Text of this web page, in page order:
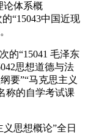
论体系概
“15043中国近现
“15041 毛泽东
思想道德与法
要”“马克思主义
称的自学考试课
思想概论”全日